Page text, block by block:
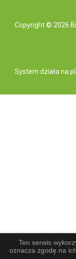
Copyright © 2026
System działa na
Ten serwis
oznacza zgodę na